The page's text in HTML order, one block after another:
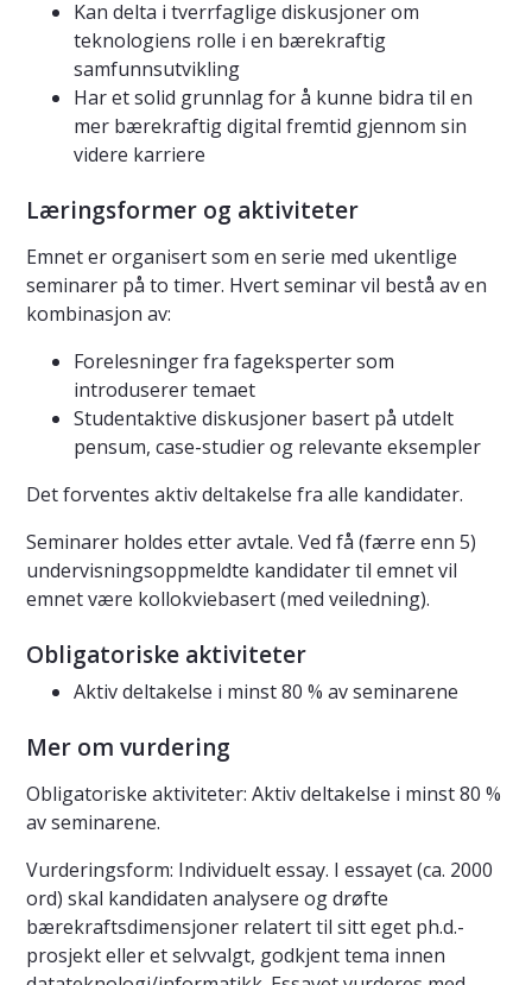
Kan delta i tverrfaglige diskusjoner om
teknologiens rolle i en bærekraftig
samfunnsutvikling
Har et solid grunnlag for å kunne bidra til en
mer bærekraftig digital fremtid gjennom sin
videre karriere
Læringsformer og aktiviteter
Emnet er organisert som en serie med ukentlige
seminarer på to timer. Hvert seminar vil bestå av en
kombinasjon av:
Forelesninger fra fageksperter som
introduserer temaet
Studentaktive diskusjoner basert på utdelt
pensum, case-studier og relevante eksempler
Det forventes aktiv deltakelse fra alle kandidater.
Seminarer holdes etter avtale. Ved få (færre enn 5)
undervisningsoppmeldte kandidater til emnet vil
emnet være kollokviebasert (med veiledning).
Obligatoriske aktiviteter
Aktiv deltakelse i minst 80 % av seminarene
Mer om vurdering
Obligatoriske aktiviteter: Aktiv deltakelse i minst 80 %
av seminarene.
Vurderingsform: Individuelt essay. I essayet (ca. 2000
ord) skal kandidaten analysere og drøfte
bærekraftsdimensjoner relatert til sitt eget ph.d.-
prosjekt eller et selvvalgt, godkjent tema innen